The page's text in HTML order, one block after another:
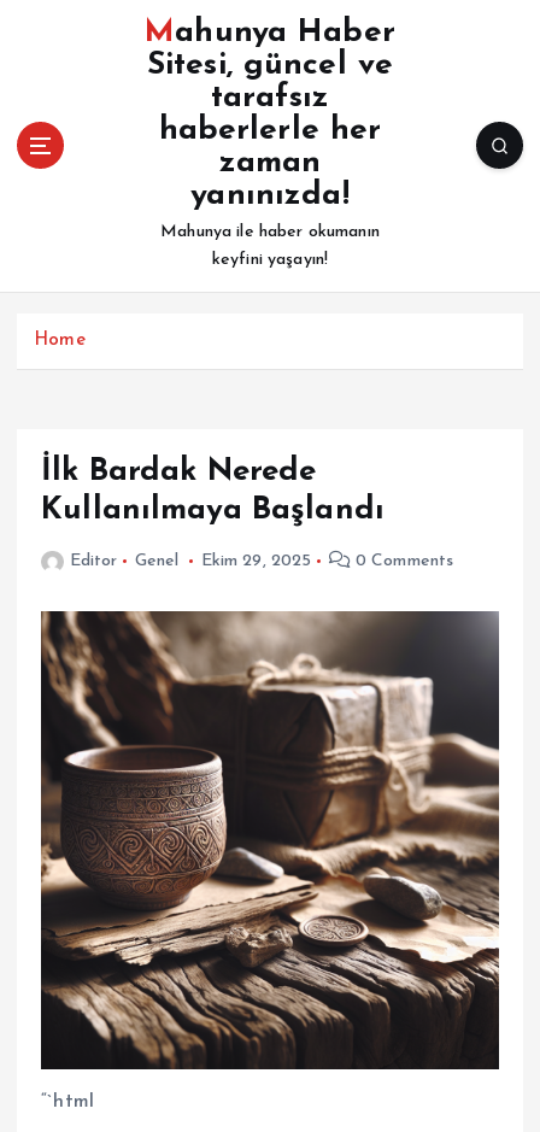
a
Mahunya Haber
Sitesi, güncel ve
tarafsız
haberlerle her
zaman
yanınızda!
Mahunya ile haber okumanın
keyfini yaşayın!
Home
İlk Bardak Nerede
Kullanılmaya Başlandı
Editor Genel Ekim 29, 2025 0 Comments
“`html